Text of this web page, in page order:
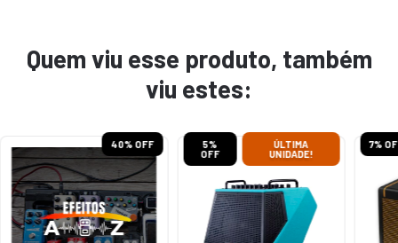
Quem viu esse produto, também
viu estes:
40% OFF 5%
OFF
ÚLTIMA
UNIDADE!
7%